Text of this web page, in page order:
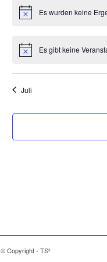
Es wurden keine
Es gibt keine
Juli
© Copyright - TS³